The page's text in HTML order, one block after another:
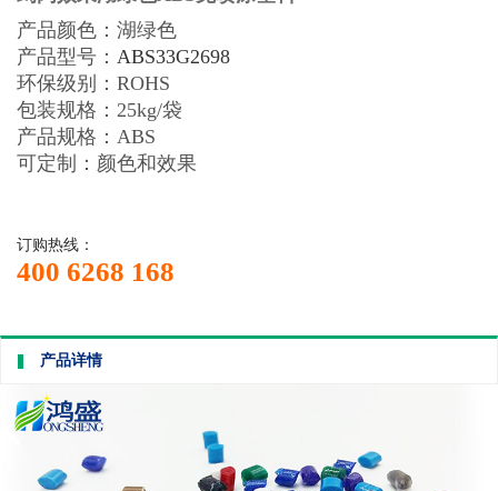
产品颜色：湖绿色
产品型号： ABS33G2698
环保级别： ROHS
包装规格：25kg/袋
产品规格：ABS
可定制：颜色和效果
订购热线：
400 6268 168
产品详情